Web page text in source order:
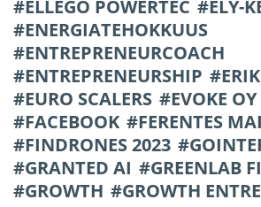
ELLEGO POWERTEC
ELY-
ENERGIATEHOKKUUS
ENTREPRENEURCOACH
ENTREPRENEURSHIP
EURO SCALERS
EVOKE OY
FACEBOOK
FERENTES
FINDRONES 2023
GRANTED AI
GREENLAB
GROWTH
GROWTH